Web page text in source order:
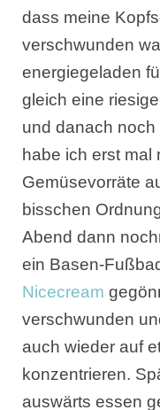
dass meine
verschwunden
energiegeladen
gleich eine
und danach
habe ich erst mal
Gemüsevorräte
bisschen
Abend dann
ein Basen-
Nicecream
verschwunden
auch wieder auf
konzentrieren.
auswärts essen